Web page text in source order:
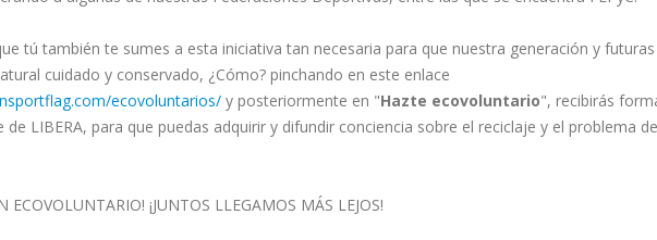
tú también te sumes a esta iniciativa tan necesaria para que nuestra generación y
cuidado y conservado, ¿Cómo? pinchando en este enlace
ecovoluntarios/ y posteriormente en "Hazte ecovoluntario", recibirás
LIBERA, para que puedas adquirir y difundir conciencia sobre el reciclaje y el problema
ECOVOLUNTARIO! ¡JUNTOS LLEGAMOS MÁS LEJOS!